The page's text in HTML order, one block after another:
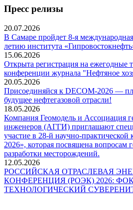
Пресс релизы
20.07.2026
В Самаре пройдет 8-я
летию института
15.06.2026
Открыта регистрация на ежегодные
конференции журнала "Нефтяное
20.05.2026
Присоединяйся к DECOM-2026 —
будущее нефтегазовой отрасли!
18.05.2026
Компания Геомодель и Ассоциация
инженеров (АГГИ) приглашают
участие в 28-й научно-
2026», которая посвящена вопросам
разработки месторождений.
12.05.2026
РОССИЙСКАЯ ОТРАСЛЕВАЯ
КОНФЕРЕНЦИЯ (РОЭК) 2026:
ТЕХНОЛОГИЧЕСКИЙ